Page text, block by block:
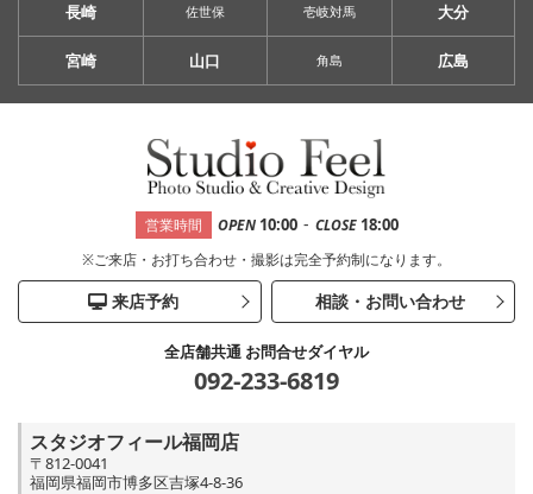
長崎 佐世保 壱岐対馬 大分
宮崎 山口 角島 広島
営業時間 OPEN 10:00 - CLOSE 18:00
※ご来店・お打ち合わせ・撮影は完全予約制になります。
来店予約 相談・お問い合わせ
全店舗共通 お問合せダイヤル
092-233-6819
スタジオフィール福岡店
〒812-0041
福岡県福岡市博多区吉塚4-8-36